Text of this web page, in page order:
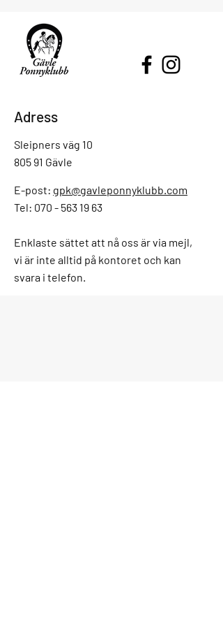
Adress
Sleipners väg 10
805 91 Gävle
E-post: gpk@gavleponnyklubb.com
Tel: 070 - 563 19 63
Enklaste sättet att nå oss är via mejl,
vi är inte alltid på kontoret och kan
svara i telefon.